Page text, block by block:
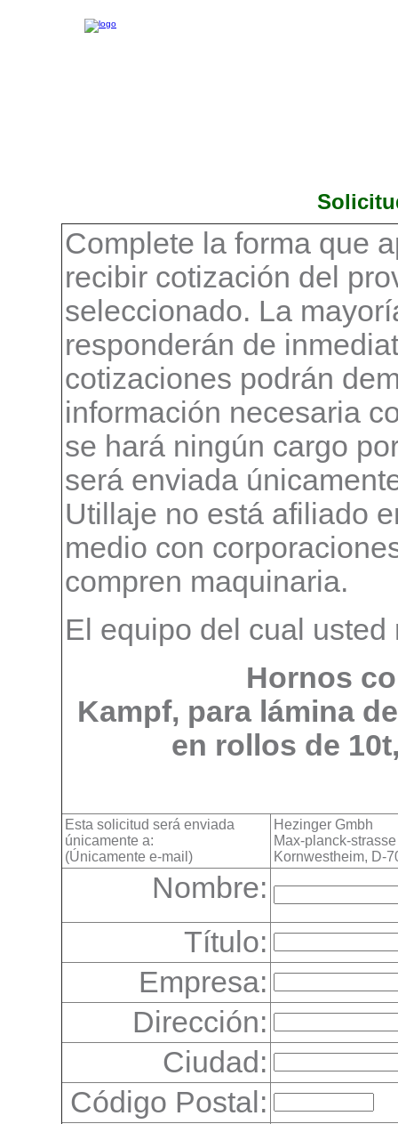
Complete la forma que
recibir cotización del
seleccionado. La
responderán de
cotizaciones podrán
información necesaria
se hará ningún cargo
será enviada
Utillaje no está afiliado
medio con
compren maquinaria.
El equipo del cual
Hornos
Kampf, para lámina
en rollos de
Esta solicitud será enviada
únicamente a:
(Únicamente e-mail)
Hezinger Gmbh
Max-planck-
Kornwestheim, D-
Nombre:
Título:
Empresa:
Dirección:
Ciudad:
Código Postal: